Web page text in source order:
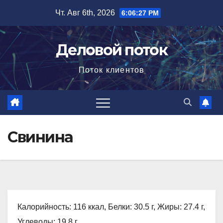
содержимому
Чт. Авг 6th, 2026 6:06:28 PM
Деловой поток
Поток клиентов
Свинина
Калорийность: 116 ккал, Белки: 30.5 г, Жиры: 27.4 г,